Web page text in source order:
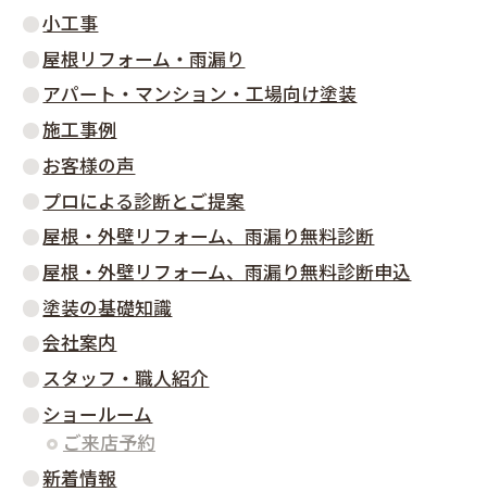
小工事
屋根リフォーム・雨漏り
アパート・マンション・工場向け塗装
施工事例
お客様の声
プロによる診断とご提案
屋根・外壁リフォーム、雨漏り無料診断
屋根・外壁リフォーム、雨漏り無料診断申込
塗装の基礎知識
会社案内
スタッフ・職人紹介
ショールーム
ご来店予約
新着情報